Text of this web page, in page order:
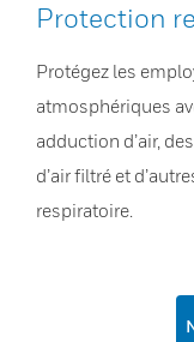
Protection
Protégez les
atmosphériques
adduction d’air,
d’air filtré et
respiratoire.